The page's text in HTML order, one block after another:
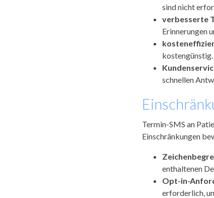
sind nicht
verbesserte
Erinnerungen
kostengünstig.
schnellen
Termin-SMS an
Einschränkungen
enthaltenen
Opt-in-
erforderlich,